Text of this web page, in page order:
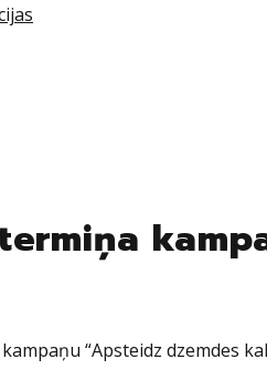
“Apsteidz dzemdes